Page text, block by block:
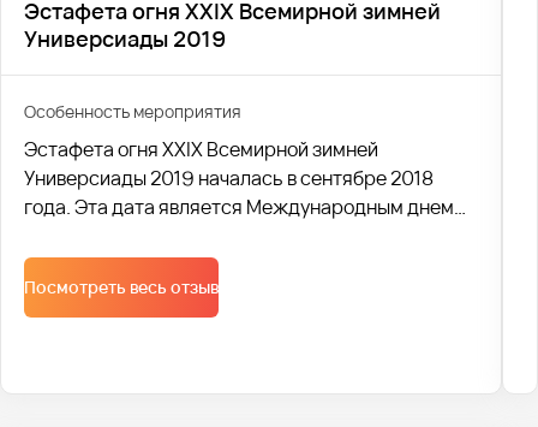
Эстафета огня XXIX Всемирной зимней
Универсиады 2019
Особенность мероприятия
Эстафета огня XXIX Всемирной зимней
Универсиады 2019 началась в сентябре 2018
года. Эта дата является Международным днем
факелоносцами был пронесен огонь
Универсиады более, чем по 30 городам России.
Посмотреть весь отзыв